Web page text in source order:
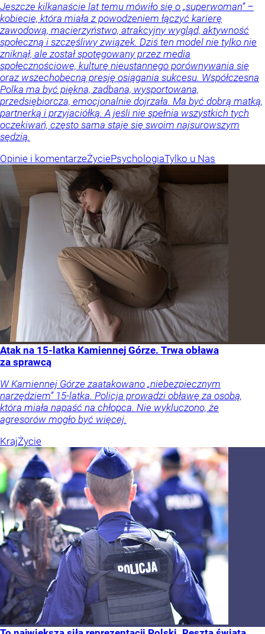
Jeszcze kilkanaście lat temu mówiło się o „superwoman” –
kobiecie, która miała z powodzeniem łączyć karierę
zawodową, macierzyństwo, atrakcyjny wygląd, aktywność
społeczną i szczęśliwy związek. Dziś ten model nie tylko nie
zniknął, ale został spotęgowany przez media
społecznościowe, kulturę nieustannego porównywania się
oraz wszechobecną presję osiągania sukcesu. Współczesna
Polka ma być piękna, zadbana, wysportowana,
przedsiębiorcza, emocjonalnie dojrzała. Ma być dobrą matką,
partnerką i przyjaciółką. A jeśli nie spełnia wszystkich tych
oczekiwań, często sama staje się swoim najsurowszym
sędzią.
Opinie i komentarzeŻyciePsychologiaTylko u Nas
Atak na 15-latka Kamiennej Górze. Trwa obława
za sprawcą
W Kamiennej Górze zaatakowano „niebezpiecznym
narzędziem” 15-latka. Policja prowadzi obławę za osobą,
która miała napaść na chłopca. Nie wykluczono, że
agresorów mogło być więcej.
KrajŻycie